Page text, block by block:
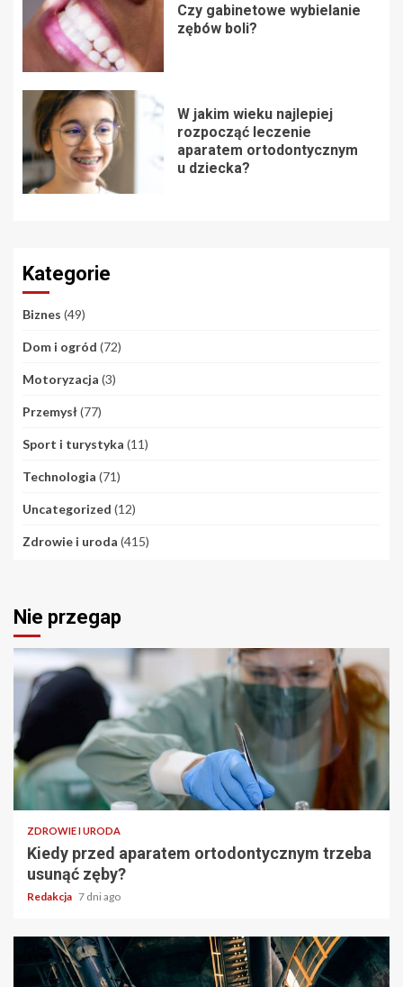
Czy gabinetowe wybielanie
zębów boli?
W jakim wieku najlepiej
rozpocząć leczenie
aparatem ortodontycznym
u dziecka?
Kategorie
Biznes (49)
Dom i ogród (72)
Motoryzacja (3)
Przemysł(77)
Sport i turystyka (11)
Technologia (71)
Uncategorized (12)
Zdrowie i uroda (415)
Nie przegap
ZDROWIE I URODA
Kiedy przed aparatem ortodontycznym trzeba
usunąć zęby?
Redakcja 7 dni ago